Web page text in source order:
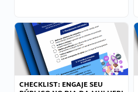
CHECKLIST: ENGAJE SEU